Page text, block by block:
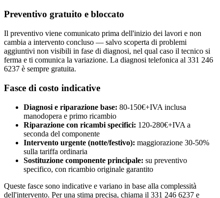
Preventivo gratuito e bloccato
Il preventivo viene comunicato prima dell'inizio dei lavori e non
cambia a intervento concluso — salvo scoperta di problemi
aggiuntivi non visibili in fase di diagnosi, nel qual caso il tecnico si
ferma e ti comunica la variazione. La diagnosi telefonica al 331 246
6237 è sempre gratuita.
Fasce di costo indicative
Diagnosi e riparazione base: 80-150€+IVA inclusa
manodopera e primo ricambio
Riparazione con ricambi specifici: 120-280€+IVA a
seconda del componente
Intervento urgente (notte/festivo): maggiorazione 30-50%
sulla tariffa ordinaria
Sostituzione componente principale: su preventivo
specifico, con ricambio originale garantito
Queste fasce sono indicative e variano in base alla complessità
dell'intervento. Per una stima precisa, chiama il 331 246 6237 e